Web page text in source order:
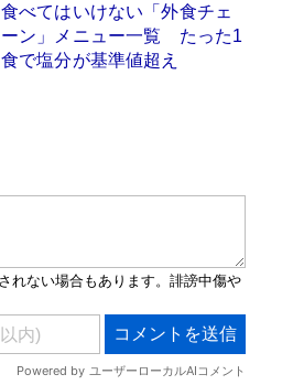
食べてはいけない「外食チェ
ーン」メニュー一覧 たった1
食で塩分が基準値超え